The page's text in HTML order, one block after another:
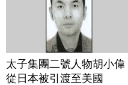
太子集團二號人物胡小偉
從日本被引渡至美國